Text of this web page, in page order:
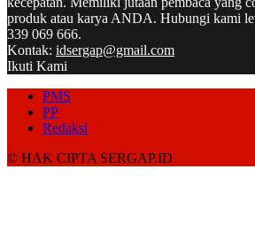
produk atau karya ANDA. Hubungi kami
339 069 666.
Kontak: idsergap@gmail.com
Ikuti Kami
PMS
PP
Redaksi
© HAK CIPTA SERGAP.ID